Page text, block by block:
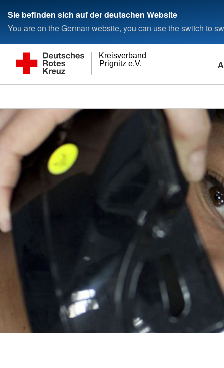
Sie befinden sich auf der deutschen Website
You are on the German website, you can use the switch to
Prignitz e.V.
Kreisverband